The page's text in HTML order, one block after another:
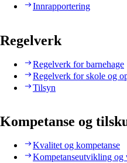
Innrapportering
Regelverk
Regelverk for barnehage
Regelverk for skole og
Tilsyn
Kompetanse og
Kvalitet og kompetanse
Kompetanseutvikling og